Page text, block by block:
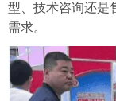
型、技术咨询还是
需求。